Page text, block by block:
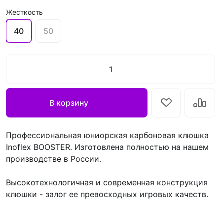
Жесткость
40 50
В корзину
Профессиональная юниорская карбоновая клюшка
Inoflex BOOSTER. Изготовлена полностью на нашем
производстве в России.
Высокотехнологичная и современная конструкция
клюшки - залог ее превосходных игровых качеств.